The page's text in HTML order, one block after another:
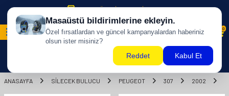
500 TL ÜZERİ KARGO BİZDEN !
0
ANASAYFA SILECEK BULUCU PEUGEOT 307 2002